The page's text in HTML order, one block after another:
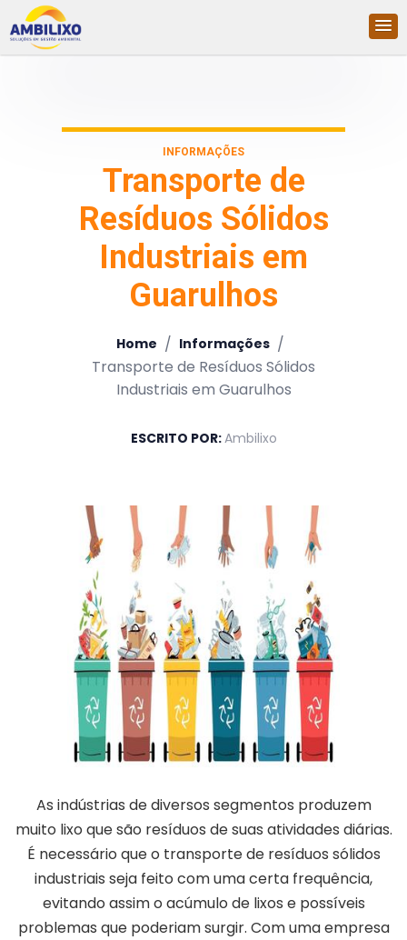
INFORMAÇÕES
Transporte de
Resíduos Sólidos
Industriais em
Guarulhos
Home / Informações /
Transporte de Resíduos Sólidos
Industriais em Guarulhos
ESCRITO POR:Ambilixo
As indústrias de diversos segmentos produzem
muito lixo que são resíduos de suas atividades diárias.
É necessário que o transporte de resíduos sólidos
industriais seja feito com uma certa frequência,
evitando assim o acúmulo de lixos e possíveis
problemas que poderiam surgir. Com uma empresa